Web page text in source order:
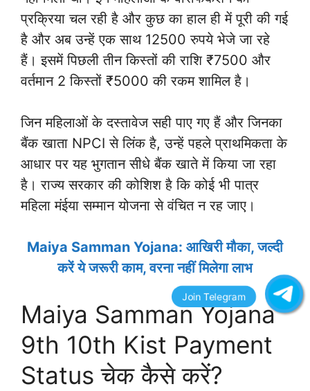
प्रक्रिया चल रही है और कुछ का हाल ही में पूरी की गई
है और अब उन्हें एक साथ 12500 रुपये भेजे जा रहे
हैं। इसमें पिछली तीन किस्तों की राशि ₹7500 और
वर्तमान 2 किस्तों ₹5000 की रकम शामिल है।
जिन महिलाओं के दस्तावेज सही पाए गए हैं और जिनका
बैंक खाता NPCI से लिंक है, उन्हें पहले प्राथमिकता के
आधार पर यह भुगतान सीधे बैंक खाते में किया जा रहा
है। राज्य सरकार की कोशिश है कि कोई भी पात्र
महिला मंईया सम्मान योजना से वंचित न रह जाए।
Maiya Samman Yojana: आखिरी मौका, जल्दी
करें ये जरूरी काम, वरना नहीं मिलेगा लाभ
Maiya Samman Yojana
9th 10th Kist Payment
Status चेक कैसे करें?